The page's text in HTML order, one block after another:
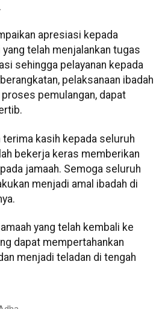
apresiasi kepada
telah menjalankan tugas
sehingga pelayanan kepada
pelaksanaan ibadah
proses pemulangan, dapat
terima kasih kepada seluruh
bekerja keras memberikan
jamaah. Semoga seluruh
menjadi amal ibadah di
yang telah kembali ke
dapat mempertahankan
menjadi teladan di tengah